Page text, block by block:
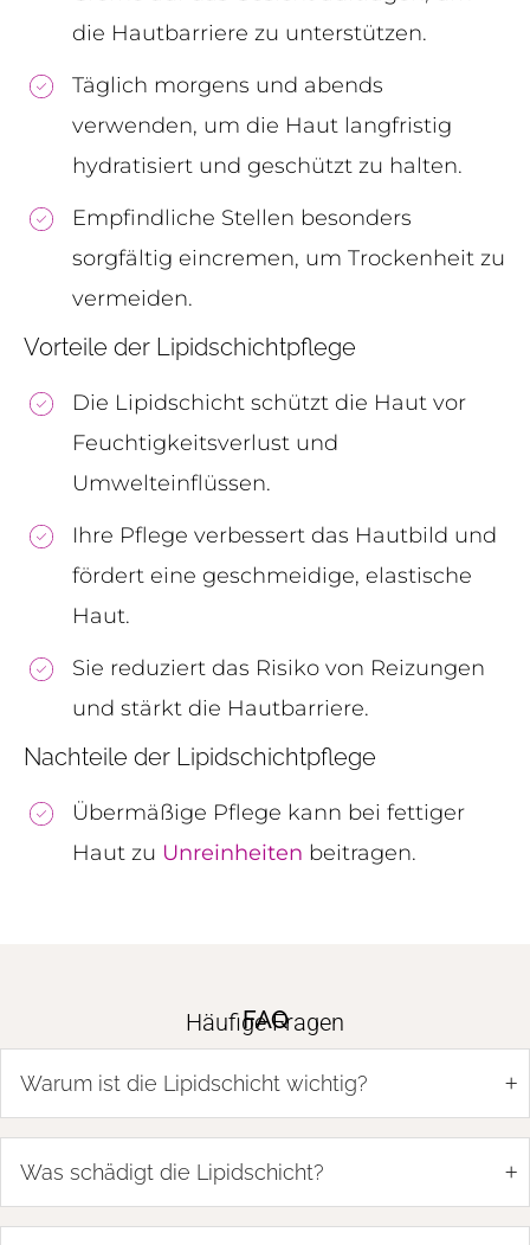
die Hautbarriere zu unterstützen.
Täglich morgens und abends
verwenden, um die Haut langfristig
hydratisiert und geschützt zu halten.
Empfindliche Stellen besonders
sorgfältig eincremen, um Trockenheit zu
vermeiden.
Vorteile der Lipidschichtpflege
Die Lipidschicht schützt die Haut vor
Feuchtigkeitsverlust und
Umwelteinflüssen.
Ihre Pflege verbessert das Hautbild und
fördert eine geschmeidige, elastische
Haut.
Sie reduziert das Risiko von Reizungen
und stärkt die Hautbarriere.
Nachteile der Lipidschichtpflege
Übermäßige Pflege kann bei fettiger
Haut zu Unreinheiten beitragen.
FAQ
Häufige Fragen
Warum ist die Lipidschicht wichtig? +
Was schädigt die Lipidschicht? +